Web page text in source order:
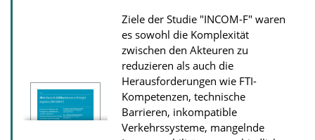
o
n
D
o
w
n
Ziele der Studie "INCOM-F" waren
es sowohl die Komplexität
zwischen den Akteuren zu
reduzieren als auch die
Herausforderungen wie FTI-
Kompetenzen, technische
Barrieren, inkompatible
Verkehrssysteme, mangelnde